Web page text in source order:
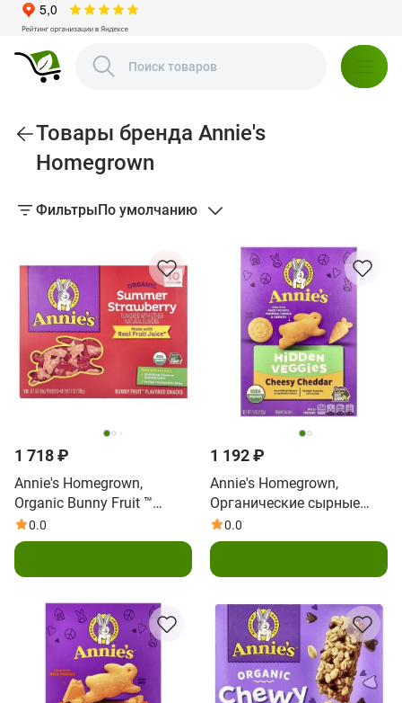
Товары бренда Annie's
Homegrown
ФильтрыПо умолчанию
1 718 ₽
Annie's Homegrown,
Organic Bunny Fruit ™
Snacks, летняя клубника,
10 пакетиков по 19 г (0,7
0.0
1 192 ₽
Annie's Homegrown,
Органические сырные
крекеры из чеддера со
скрытыми овощами, 213 г
0.0